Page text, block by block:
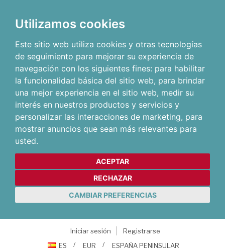
Utilizamos cookies
Este sitio web utiliza cookies y otras tecnologías
de seguimiento para mejorar su experiencia de
navegación con los siguientes fines: para habilitar
la funcionalidad básica del sitio web, para brindar
una mejor experiencia en el sitio web, medir su
interés en nuestros productos y servicios y
personalizar las interacciones de marketing, para
mostrar anuncios que sean más relevantes para
usted.
ACEPTAR
RECHAZAR
CAMBIAR PREFERENCIAS
Iniciar sesión
Registrarse
ES
EUR ESPAÑA PENINSULAR